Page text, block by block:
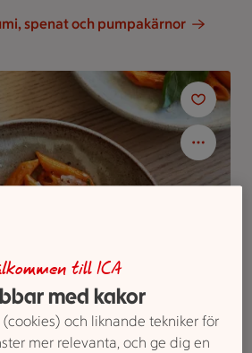
spenat och pumpakärnor
Receptet har 37 kommentarer
37
till ICA
med kakor
och liknande tekniker för
mer relevanta, och ge dig en